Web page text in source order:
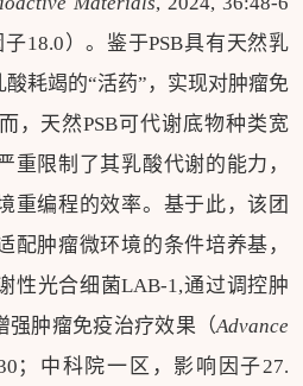
18.0）。鉴于PSB具有天然乳
耗竭的“活药”，实现对肿瘤免
，天然PSB可代谢底物种类宽
重限制了其乳酸代谢的能力，
重编程的效率。基于此，该团
配肿瘤微环境的条件培养基，
性光合细菌LAB-1,通过调控肿
强肿瘤免疫治疗效果（Advance
；中科院一区，影响因子27.